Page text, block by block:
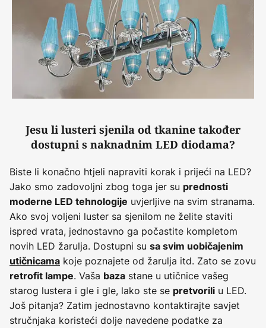
Jesu li lusteri sjenila od tkanine također
dostupni s naknadnim LED diodama?
Biste li konačno htjeli napraviti korak i prijeći na LED?
Jako smo zadovoljni zbog toga jer su prednosti
moderne LED tehnologije uvjerljive na svim stranama.
Ako svoj voljeni luster sa sjenilom ne želite staviti
ispred vrata, jednostavno ga počastite kompletom
novih LED žarulja. Dostupni su sa svim uobičajenim
utičnicama koje poznajete od žarulja itd. Zato se zovu
retrofit lampe. Vaša baza stane u utičnice vašeg
starog lustera i gle i gle, lako ste se pretvorili u LED.
Još pitanja? Zatim jednostavno kontaktirajte savjet
stručnjaka koristeći dolje navedene podatke za